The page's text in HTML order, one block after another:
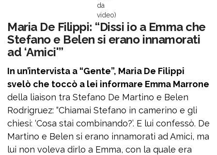
da
video)
Maria De Filippi: “Dissi io a Emma che
Stefano e Belen si erano innamorati
ad ‘Amici'”
In un’intervista a “Gente”, Maria De Filippi
svelò che toccò a lei informare Emma Marrone
della liaison tra Stefano De Martino e Belen
Rodrigruez: “Chiamai Stefano in camerino e gli
chiesi: ‘Cosa stai combinando?’. E lui confessò. De
Martino e Belen si erano innamorati ad Amici, ma
lui non voleva dirlo a Emma, con la quale era